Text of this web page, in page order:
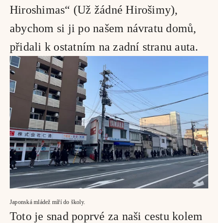
Hiroshimas“ (Už žádné Hirošimy),
abychom si ji po našem návratu domů,
přidali k ostatním na zadní stranu auta.
Japonská mládež míří do školy.
Toto je snad poprvé za naši cestu kolem